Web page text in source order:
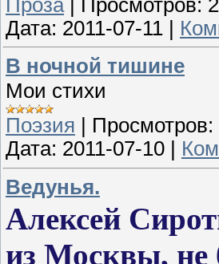
Проза| Просмотров:
Дата: 2011-07-11
В ночной тишине
Мои стихи
Поэзия
Просмотров:
Дата: 2011-07-10
Ведунья.
Алексей
из Москвы, не